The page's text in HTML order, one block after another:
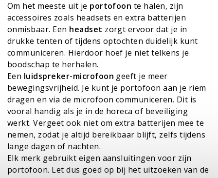
Om het meeste uit je portofoon te halen, zijn
accessoires zoals headsets en extra batterijen
onmisbaar. Een headset zorgt ervoor dat je in
drukke tenten of tijdens optochten duidelijk kunt
communiceren. Hierdoor hoef je niet telkens je
boodschap te herhalen.
Een luidspreker-microfoon geeft je meer
bewegingsvrijheid. Je kunt je portofoon aan je riem
dragen en via de microfoon communiceren. Dit is
vooral handig als je in de horeca of beveiliging
werkt. Vergeet ook niet om extra batterijen mee te
nemen, zodat je altijd bereikbaar blijft, zelfs tijdens
lange dagen of nachten.
Elk merk gebruikt eigen aansluitingen voor zijn
portofoon. Let dus goed op bij het uitzoeken van de